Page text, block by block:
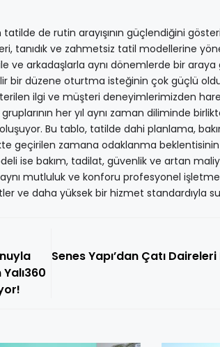
tatilde de rutin arayışının güçlendiğini
tanıdık ve zahmetsiz tatil modellerine
ve arkadaşlarla aynı dönemlerde bir
bir düzene oturtma isteğinin çok güçlü
ilgi ve müşteri deneyimlerimizden
her yıl aynı zaman diliminde
Bu tablo, tatilde dahi planlama,
geçirilen zamana odaklanma beklentisinin
ise bakım, tadilat, güvenlik ve artan
aynı mutluluk ve konforu profesyonel
ve daha yüksek bir hizmet standardıyla
Senes Yapı’dan Çatı